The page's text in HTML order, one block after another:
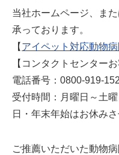
当社ホームページ、ま
承っております。
【 アイペット対応動物
【コンタクトセンター
電話番号：0800-919-
受付時間：月曜日～土
日・年末年始はお休み
ご推薦いただいた動物